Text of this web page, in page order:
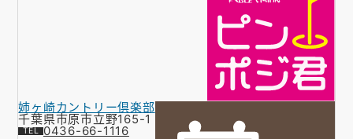
姉ヶ崎カントリー倶楽部
千葉県市原市立野165-1
0436-66-1116